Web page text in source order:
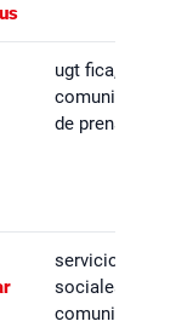
ugt fica,
comunicados
de prensa
servicios
sociales,
comunicados